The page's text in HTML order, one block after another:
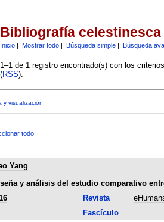
Bibliografía celestinesca
Inicio| Mostrar todo| Búsqueda simple| Búsqueda
1–1 de 1 registro encontrado(s) con los
(RSS):
y visualización
todo
Yang
y análisis del estudio comparativo
Revista
Fascículo